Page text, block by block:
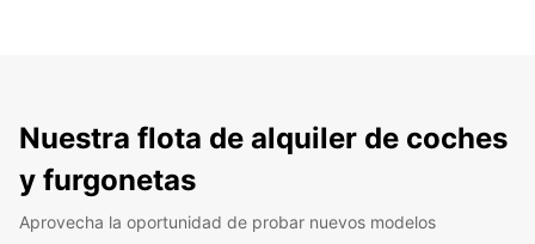
Nuestra flota de alquiler de coches
y furgonetas
Aprovecha la oportunidad de probar nuevos modelos